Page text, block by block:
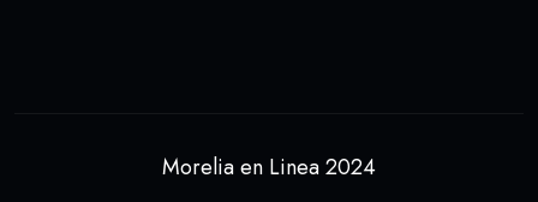
Morelia en Linea 2024